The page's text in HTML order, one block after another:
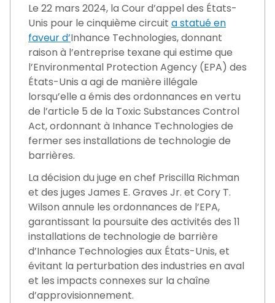
Le 22 mars 2024, la Cour d’appel des États-
Unis pour le cinquième circuit a statué en
faveur d’Inhance Technologies, donnant
raison à l’entreprise texane qui estime que
l’Environmental Protection Agency (EPA) des
États-Unis a agi de manière illégale
lorsqu’elle a émis des ordonnances en vertu
de l’article 5 de la Toxic Substances Control
Act, ordonnant à Inhance Technologies de
fermer ses installations de technologie de
barrières.
La décision du juge en chef Priscilla Richman
et des juges James E. Graves Jr. et Cory T.
Wilson annule les ordonnances de l’EPA,
garantissant la poursuite des activités des 11
installations de technologie de barrière
d’Inhance Technologies aux États-Unis, et
évitant la perturbation des industries en aval
et les impacts connexes sur la chaîne
d’approvisionnement.